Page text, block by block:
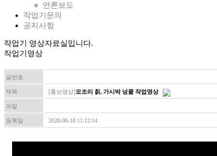
언론보도
작업기문의
공지사항
작업기 영상자료실입니다.
작업기영상
글번호
제목 [홍보영상]모조리 칡, 가시박 넝쿨 작업영상
파일
등록일 2020-06-18 11:12:14